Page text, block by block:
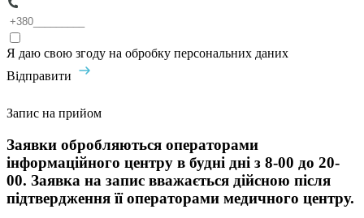
Я даю свою згоду на обробку персональних даних
Відправити
Запис на прийом
Заявки обробляються операторами
інформаційного центру в будні дні з 8-00 до 20-
00. Заявка на запис вважається дійсною після
підтвердження її операторами медичного центру.